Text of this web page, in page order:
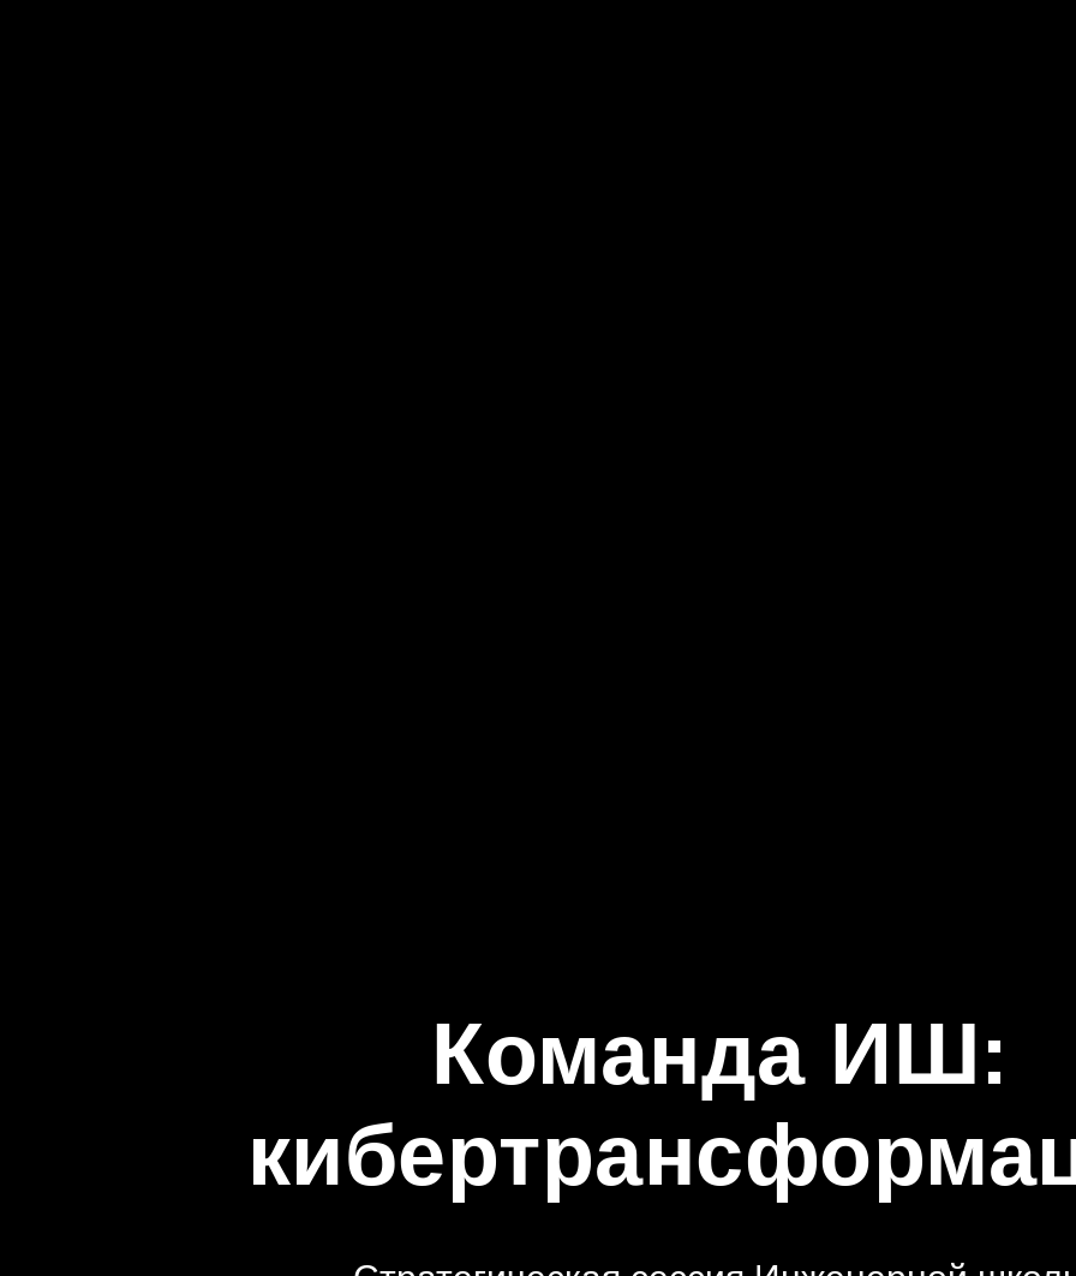
Команда ИШ: